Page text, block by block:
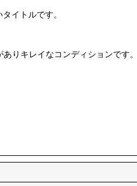
イトルです。
りキレイなコンディションです